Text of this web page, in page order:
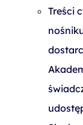
Treści